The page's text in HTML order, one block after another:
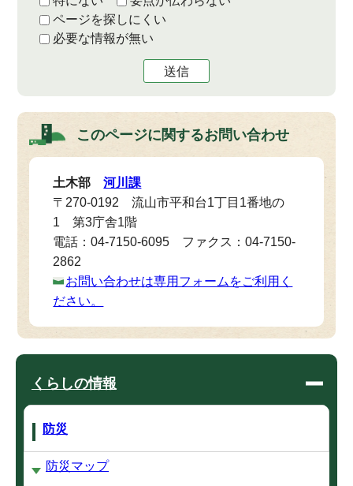
ページを探しにくい
必要な情報が無い
送信
このページに関するお問い合わせ
土木部河川課
〒270-0192 流山市平和台1丁目1番地の
1 第3庁舎1階
電話：04-7150-6095 ファクス：04-7150-
2862
お問い合わせは専用フォームをご利用く
ださい。
くらしの情報
防災
防災マップ